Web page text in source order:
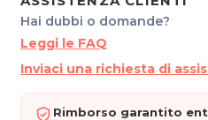
dall’utente finale.
Lo Studio offre inoltre
trattamenti viso,
*Prezzi di listino verificati in
Hai dubbi o domande?
Leggi le FAQ
Inviaci una richiesta di
Rimborso garantito